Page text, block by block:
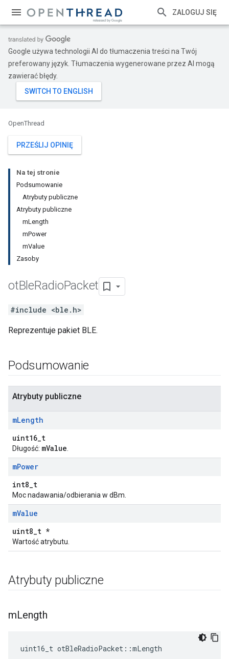
ZALOGUJ SIĘ
Google używa technologii AI do tłumaczenia treści na Twój
preferowany język. Tłumaczenia wygenerowane przez AI mogą
zawierać błędy.
OpenThread
PRZEŚLIJ OPINIĘ
Na tej stronie
Podsumowanie
Atrybuty publiczne
Atrybuty publiczne
mLength
mPower
mValue
Zasoby
otBleRadioPacket
#include <ble.h>
Reprezentuje pakiet BLE.
Podsumowanie
Atrybuty publiczne
mLength
uint16_t
Długość: mValue
mPower
int8_t
Moc nadawania/odbierania w dBm.
mValue
uint8_t *
Wartość atrybutu.
Atrybuty publiczne
mLength
uint16_t otBleRadioPacket ::mLength